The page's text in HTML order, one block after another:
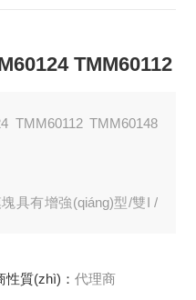
TMM60112
TMM60148
具有增強(qiáng)型/雙I /
圍，同時(shí)在75°C
性質(zhì)： 代理商